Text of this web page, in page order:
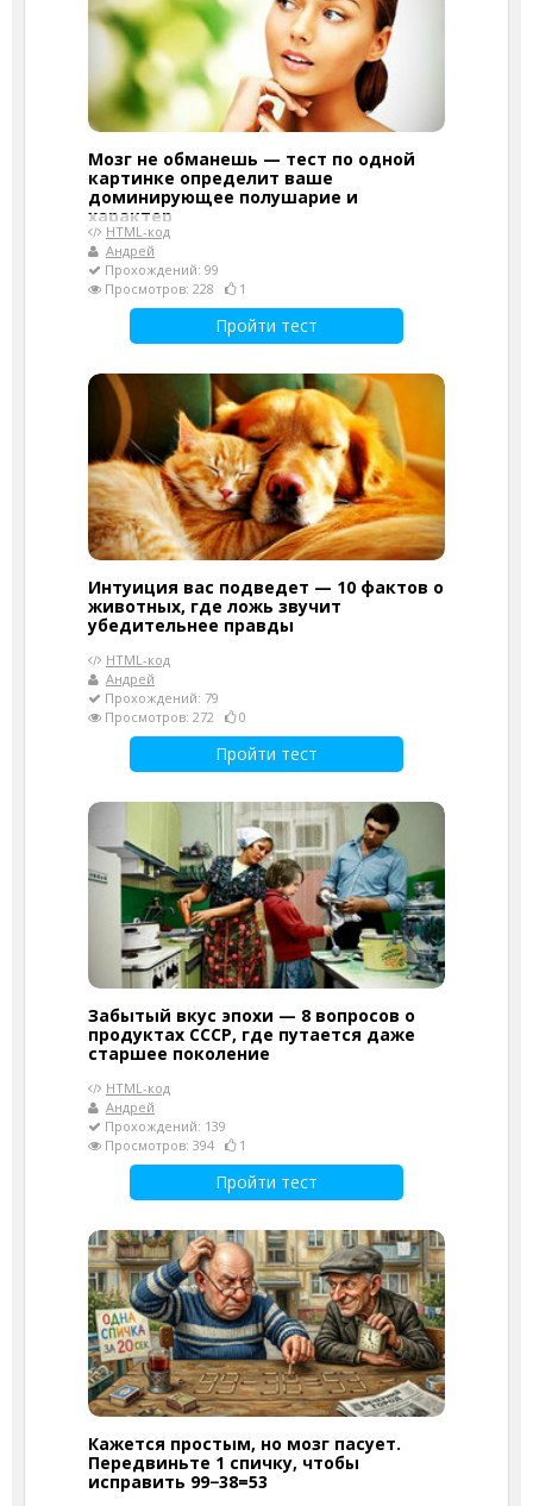
Мозг не обманешь — тест по одной
картинке определит ваше
доминирующее полушарие и
характер
HTML-код
Андрей
Прохождений: 99
Просмотров: 228
1
Пройти тест
Интуиция вас подведет — 10 фактов о
животных, где ложь звучит
убедительнее правды
HTML-код
Андрей
Прохождений: 79
Просмотров: 272
0
Пройти тест
Забытый вкус эпохи — 8 вопросов о
продуктах СССР, где путается даже
старшее поколение
HTML-код
Андрей
Прохождений: 139
Просмотров: 394
1
Пройти тест
Кажется простым, но мозг пасует.
Передвиньте 1 спичку, чтобы
исправить 99−38=53